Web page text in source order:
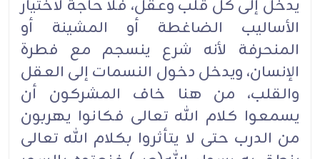
يدخل إلى كل قلب وعقل، فلا حاجة لاختيار
الأساليب الضاغطة أو المشينة أو
المنحرفة لأنه شرع ينسجم مع فطرة
الإنسان، ويدخل دخول النسمات إلى العقل
والقلب، من هنا خاف المشركون أن
يسمعوا كلام الله تعالى فكانوا يهربون
من الدرب حتى لا يتأثروا بكلام الله تعالى